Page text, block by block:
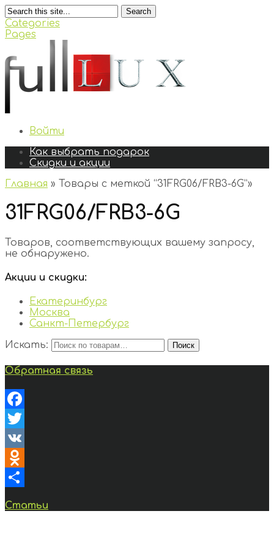
Search
Categories
Pages
Войти
Как выбрать подарок
Скидки и акции
Главная » Товары с меткой “31FRG06/FRB3-6G”»
31FRG06/FRB3-6G
Товаров, соответствующих вашему запросу,
не обнаружено.
Акции и скидки:
Екатеринбург
Москва
Санкт-Петербург
Искать:
Поиск
Обратная связь
Facebook
Twitter
VK
Odnoklassniki
Статьи